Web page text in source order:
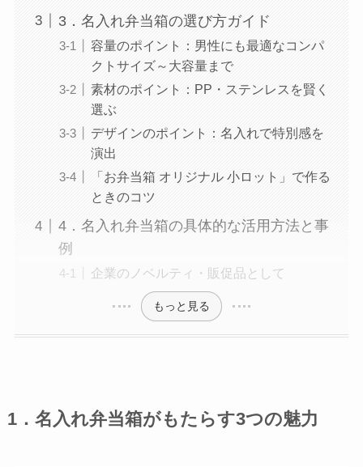
3．名入れ弁当箱の選び方ガイド
容量のポイント：男性にも最適なコンパ
クトサイズ～大容量まで
素材のポイント：PP・ステンレスを賢く
選ぶ
デザインのポイント：名入れで特別感を
演出
「お弁当箱 オリジナル 小ロット」で作る
ときのコツ
4．名入れ弁当箱の具体的な活用方法と事
例
企業のノベルティ・販促品として
もっと見る
1．名入れ弁当箱がもたらす3つの魅力